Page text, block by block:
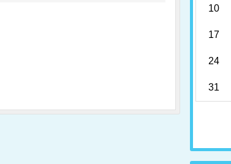
10
17
24
31